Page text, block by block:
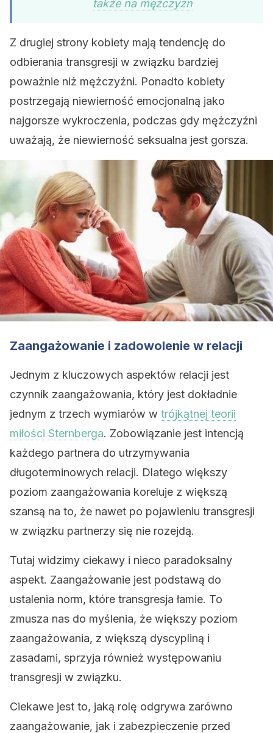
także na mężczyzn
Z drugiej strony kobiety mają tendencję do
odbierania transgresji w związku bardziej
poważnie niż mężczyźni. Ponadto kobiety
postrzegają niewierność emocjonalną jako
najgorsze wykroczenia, podczas gdy mężczyźni
uważają, że niewierność seksualna jest gorsza.
Zaangażowanie i zadowolenie w relacji
Jednym z kluczowych aspektów relacji jest
czynnik zaangażowania, który jest dokładnie
jednym z trzech wymiarów w trójkątnej teorii
miłości Sternberga. Zobowiązanie jest intencją
każdego partnera do utrzymywania
długoterminowych relacji. Dlatego większy
poziom zaangażowania koreluje z większą
szansą na to, że nawet po pojawieniu transgresji
w związku partnerzy się nie rozejdą.
Tutaj widzimy ciekawy i nieco paradoksalny
aspekt. Zaangażowanie jest podstawą do
ustalenia norm, które transgresja łamie. To
zmusza nas do myślenia, że ​​większy poziom
zaangażowania, z większą dyscypliną i
zasadami, sprzyja również występowaniu
transgresji w związku.
Ciekawe jest to, jaką rolę odgrywa zarówno
zaangażowanie, jak i zabezpieczenie przed